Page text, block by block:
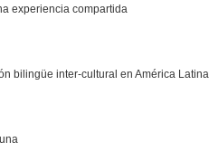
experiencia compartida
bilingüe inter-cultural en América Latina